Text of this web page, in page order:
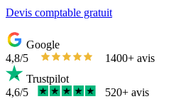
Devis comptable gratuit
Google
4,8/5
1400+ avis
Trustpilot
4,6/5
520+ avis